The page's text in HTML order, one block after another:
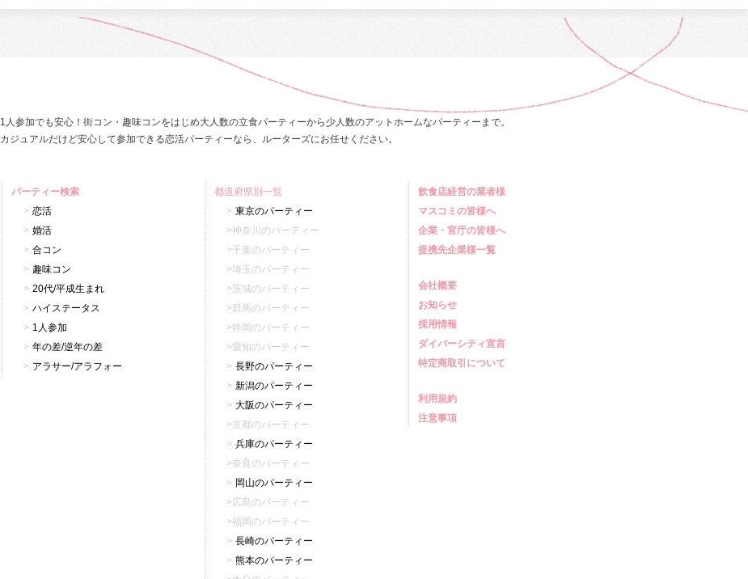
1人参加でも安心！街コン・趣味コンをはじめ大人数の立食パーティーから少人数のアットホームなパーティーまで。
カジュアルだけど安心して参加できる恋活パーティーなら、ルーターズにお任せください。
パーティー検索
恋活
婚活
合コン
趣味コン
20代/平成生まれ
ハイステータス
1人参加
年の差/逆年の差
アラサー/アラフォー
都道府県別一覧
東京のパーティー
神奈川のパーティー
千葉のパーティー
埼玉のパーティー
茨城のパーティー
群馬のパーティー
静岡のパーティー
愛知のパーティー
長野のパーティー
新潟のパーティー
大阪のパーティー
京都のパーティー
兵庫のパーティー
奈良のパーティー
岡山のパーティー
広島のパーティー
福岡のパーティー
長崎のパーティー
熊本のパーティー
飲食店経営の業者様
マスコミの皆様へ
企業・官庁の皆様へ
提携先企業様一覧
会社概要
お知らせ
採用情報
ダイバーシティ宣言
特定商取引について
利用規約
注意事項